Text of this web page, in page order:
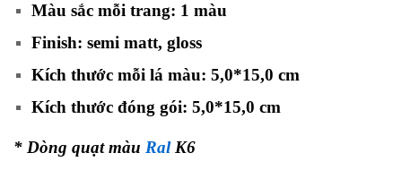
Màu sắc mỗi trang: 1 màu
Finish: semi matt, gloss
Kích thước mỗi lá màu: 5,0*15,0 cm
Kích thước đóng gói: 5,0*15,0 cm
* Dòng quạt màu RalK6